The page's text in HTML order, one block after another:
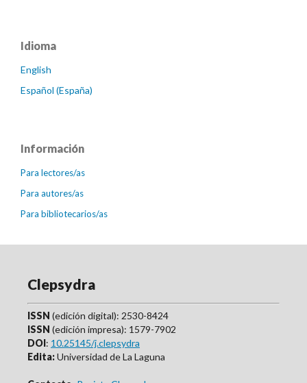
Idioma
English
Español (España)
Información
Para lectores/as
Para autores/as
Para bibliotecarios/as
Clepsydra
ISSN (edición digital): 2530-8424
ISSN (edición impresa): 1579-7902
DOI: 10.25145/j.clepsydra
Edita:Universidad de La Laguna